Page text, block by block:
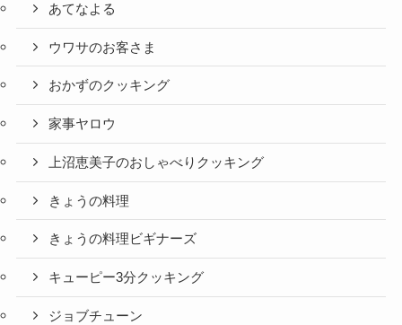
あてなよる
ウワサのお客さま
おかずのクッキング
家事ヤロウ
上沼恵美子のおしゃべりクッキング
きょうの料理
きょうの料理ビギナーズ
キューピー3分クッキング
ジョブチューン